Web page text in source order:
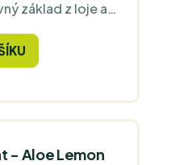
základ z loje a
unisex vůně s
a tea tree
i pro citlivou
- Aloe Lemon